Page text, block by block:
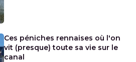
Ces péniches rennaises où l'on
vit (presque) toute sa vie sur le
canal